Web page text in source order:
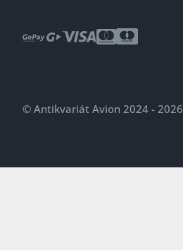
© Antikvariát Avion 2024 - 2026